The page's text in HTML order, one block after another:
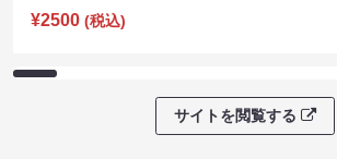
¥2500 (税込)
サイトを閲覧する